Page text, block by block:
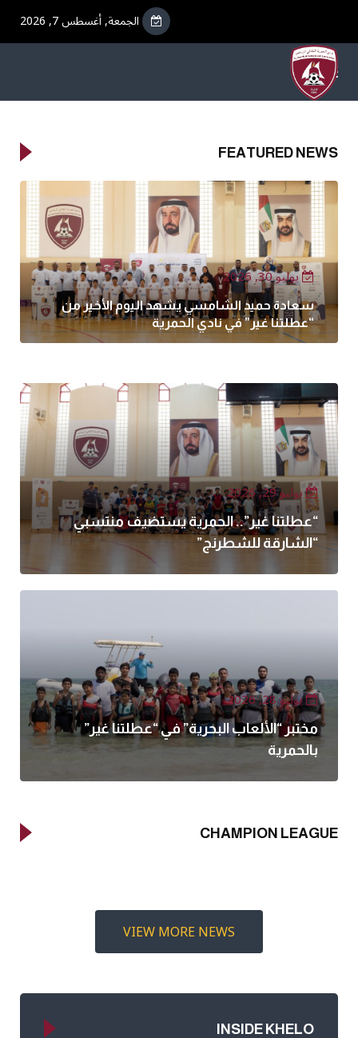
الجمعة, أغسطس 7, 2026
FEATURED NEWS
يوليو 30, 2026
سعادة حميد الشامسي يشهد اليوم الأخير من
“عطلتنا غير” في نادي الحمرية
يوليو 29, 2026
“عطلتنا غير”.. الحمرية يستضيف منتسبي
“الشارقة للشطرنج”
يوليو 28, 2026
مختبر “الألعاب البحرية” في “عطلتنا غير”
بالحمرية
CHAMPION LEAGUE
VIEW MORE NEWS
INSIDE KHELO